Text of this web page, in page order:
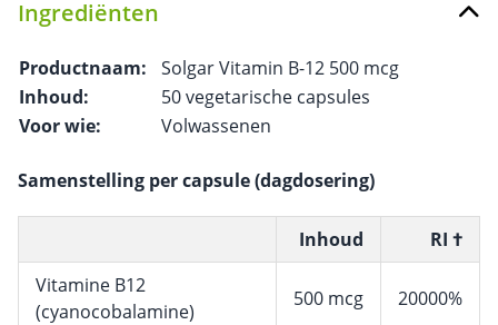
Ingrediënten
Productnaam:
Solgar Vitamin B-12 500 mcg
Inhoud:
50 vegetarische capsules
Voor wie:
Volwassenen
Samenstelling per capsule (dagdosering)
Inhoud
RI †
Vitamine B12
(cyanocobalamine)
500 mcg 20000%